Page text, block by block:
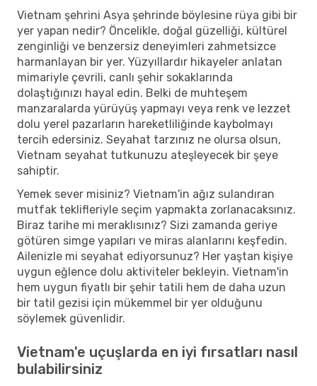
Vietnam şehrini Asya şehrinde böylesine rüya gibi bir
yer yapan nedir? Öncelikle, doğal güzelliği, kültürel
zenginliği ve benzersiz deneyimleri zahmetsizce
harmanlayan bir yer. Yüzyıllardır hikayeler anlatan
mimariyle çevrili, canlı şehir sokaklarında
dolaştığınızı hayal edin. Belki de muhteşem
manzaralarda yürüyüş yapmayı veya renk ve lezzet
dolu yerel pazarların hareketliliğinde kaybolmayı
tercih edersiniz. Seyahat tarzınız ne olursa olsun,
Vietnam seyahat tutkunuzu ateşleyecek bir şeye
sahiptir.
Yemek sever misiniz? Vietnam'in ağız sulandıran
mutfak teklifleriyle seçim yapmakta zorlanacaksınız.
Biraz tarihe mi meraklısınız? Sizi zamanda geriye
götüren simge yapıları ve miras alanlarını keşfedin.
Ailenizle mi seyahat ediyorsunuz? Her yaştan kişiye
uygun eğlence dolu aktiviteler bekleyin. Vietnam'in
hem uygun fiyatlı bir şehir tatili hem de daha uzun
bir tatil gezisi için mükemmel bir yer olduğunu
söylemek güvenlidir.
Vietnam'e uçuşlarda en iyi fırsatları nasıl
bulabilirsiniz